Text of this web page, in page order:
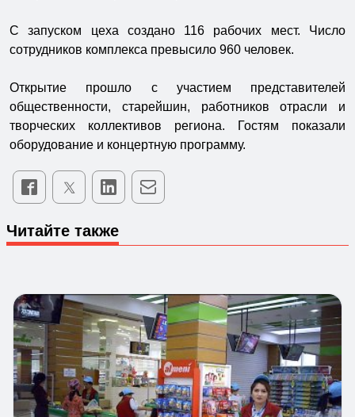
С запуском цеха создано 116 рабочих мест. Число
сотрудников комплекса превысило 960 человек.
Открытие прошло с участием представителей
общественности, старейшин, работников отрасли и
творческих коллективов региона. Гостям показали
оборудование и концертную программу.
Читайте также